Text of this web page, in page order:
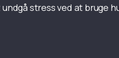
stress ved at bruge